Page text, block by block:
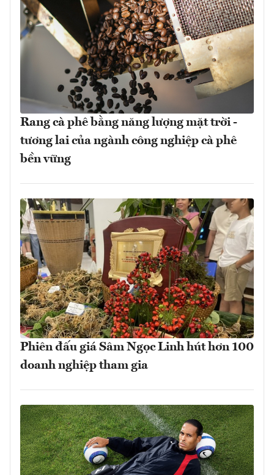
Rang cà phê bằng năng lượng mặt trời -
tương lai của ngành công nghiệp cà phê
bền vững
Phiên đấu giá Sâm Ngọc Linh hút hơn 100
doanh nghiệp tham gia